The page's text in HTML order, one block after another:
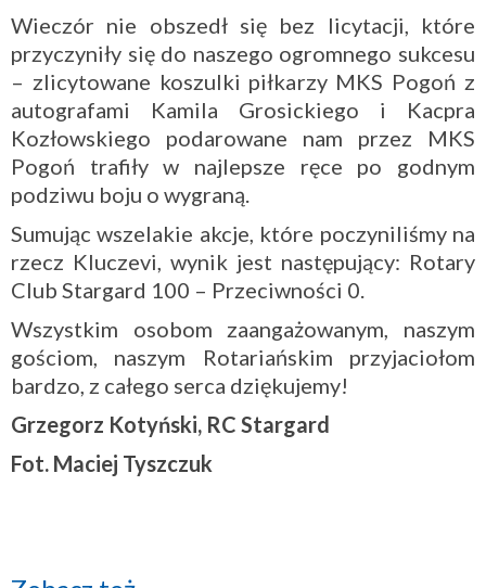
Wieczór nie obszedł się bez licytacji, które
przyczyniły się do naszego ogromnego sukcesu
– zlicytowane koszulki piłkarzy MKS Pogoń z
autografami Kamila Grosickiego i Kacpra
Kozłowskiego podarowane nam przez MKS
Pogoń trafiły w najlepsze ręce po godnym
podziwu boju o wygraną.
Sumując wszelakie akcje, które poczyniliśmy na
rzecz Kluczevi, wynik jest następujący: Rotary
Club Stargard 100 – Przeciwności 0.
Wszystkim osobom zaangażowanym, naszym
gościom, naszym Rotariańskim przyjaciołom
bardzo, z całego serca dziękujemy!
Grzegorz Kotyński, RC Stargard
Fot. Maciej Tyszczuk